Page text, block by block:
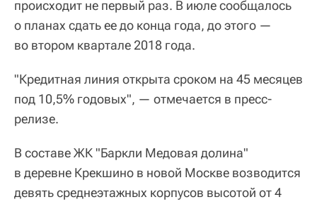
происходит не первый раз. В июле сообщалось
о планах сдать ее до конца года, до этого —
во втором квартале 2018 года.
"Кредитная линия открыта сроком на 45 месяцев
под 10,5% годовых", — отмечается в пресс-
релизе.
В составе ЖК "Баркли Медовая долина"
в деревне Крекшино в новой Москве возводится
девять среднеэтажных корпусов высотой от 4